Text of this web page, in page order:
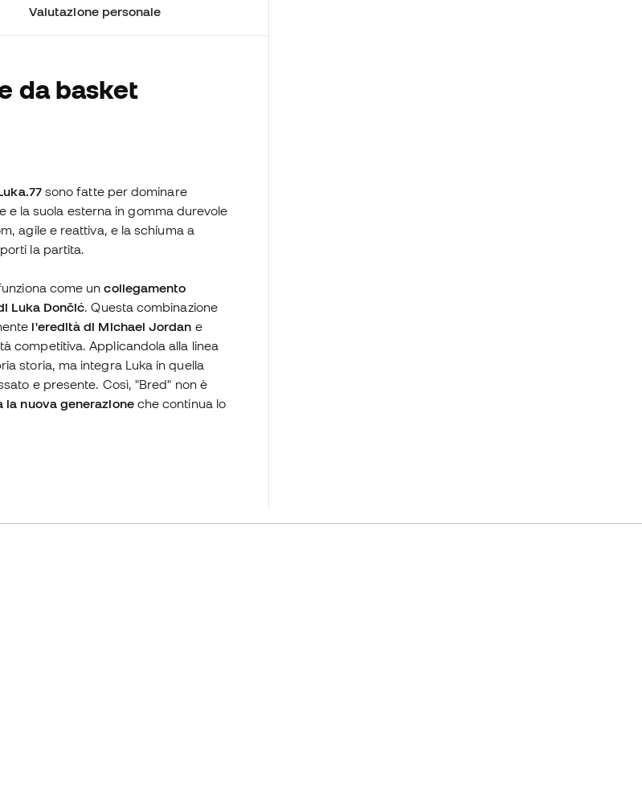
Valutazione personale
da basket
sono fatte per dominare
e la suola esterna in gomma durevole
agile e reattiva, e la schiuma a
la partita.
come uncollegamento
Luka Dončić. Questa combinazione
l'eredità di Michael Jordan e
competitiva. Applicandola alla linea
storia, ma integra Luka in quella
e presente. Così, "Bred" non è
la nuova generazioneche continua lo